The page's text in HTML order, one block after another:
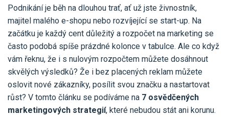
Podnikání je běh na dlouhou trať, ať už jste živnostník,
majitel malého e-shopu nebo rozvíjející se start-up. Na
začátku je každý cent důležitý a rozpočet na marketing se
často podobá spíše prázdné kolonce v tabulce. Ale co když
vám řeknu, že i s nulovým rozpočtem můžete dosáhnout
skvělých výsledků? Že i bez placených reklam můžete
oslovit nové zákazníky, posílit svou značku a nastartovat
růst? V tomto článku se podíváme na 7 osvědčených
marketingových strategií, které nebudou stát ani korunu.